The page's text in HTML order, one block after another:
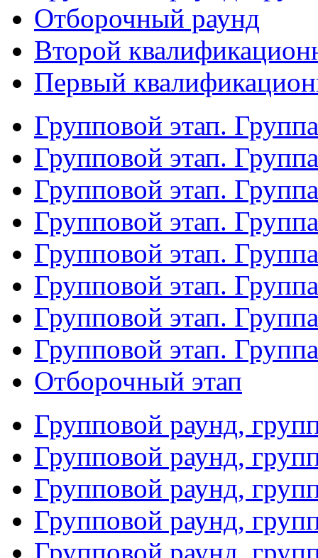
Отборочный раунд
Второй
Первый
Групповой этап.
Групповой этап.
Групповой этап.
Групповой этап.
Групповой этап.
Групповой этап.
Групповой этап.
Групповой этап.
Отборочный этап
Групповой раунд,
Групповой раунд,
Групповой раунд,
Групповой раунд,
Групповой раунд,